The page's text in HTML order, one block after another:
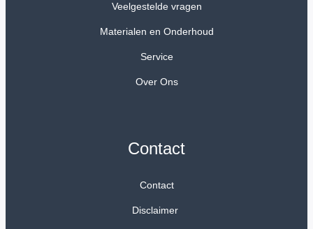
Veelgestelde vragen
Materialen en Onderhoud
Service
Over Ons
Contact
Contact
Disclaimer